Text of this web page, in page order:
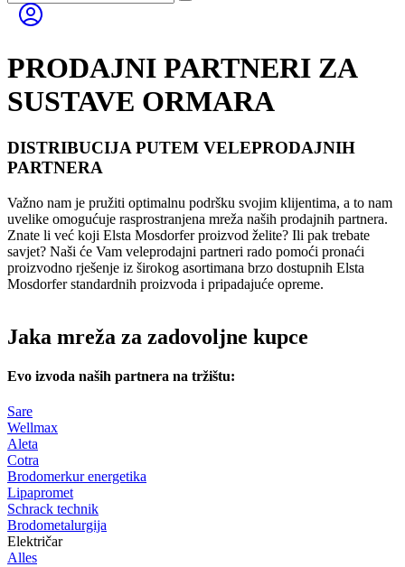
PRODAJNI PARTNERI ZA
SUSTAVE ORMARA
DISTRIBUCIJA PUTEM VELEPRODAJNIH
PARTNERA
Važno nam je pružiti optimalnu podršku svojim klijentima, a to nam
uvelike omogućuje rasprostranjena mreža naših prodajnih partnera.
Znate li već koji Elsta Mosdorfer proizvod želite? Ili pak trebate
savjet? Naši će Vam veleprodajni partneri rado pomoći pronaći
proizvodno rješenje iz širokog asortimana brzo dostupnih Elsta
Mosdorfer standardnih proizvoda i pripadajuće opreme.
Jaka mreža za zadovoljne kupce
Evo izvoda naših partnera na tržištu:
Sare
Wellmax
Aleta
Cotra
Brodomerkur energetika
Lipapromet
Schrack technik
Brodometalurgija
Električar
Alles